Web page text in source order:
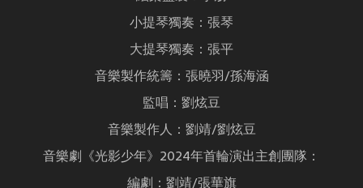
小提琴獨奏：張琴
大提琴獨奏：張平
音樂製作統籌：張曉羽/孫海涵
監唱：劉炫豆
音樂製作人：劉靖/劉炫豆
音樂劇《光影少年》2024年首輪演出主創團隊：
編劇：劉靖/張華旗